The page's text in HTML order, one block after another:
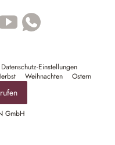
Datenschutz-Einstellungen
Weihnachten Ostern
GmbH